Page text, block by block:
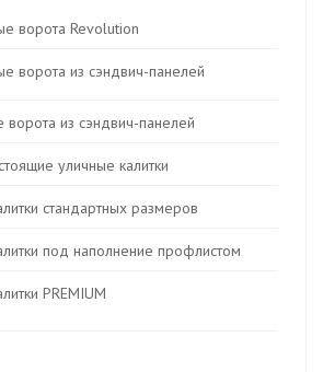
ворота Revolution
ворота из сэндвич-панелей
из сэндвич-панелей
уличные калитки
стандартных размеров
под наполнение профлистом
PREMIUM